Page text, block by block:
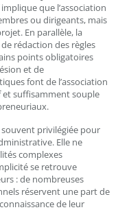
que l’association
ou dirigeants, mais
En parallèle, la
rédaction des règles
points obligatoires
et de
font de l’association
et suffisamment souple
souvent privilégiée pour
Elle ne
complexes
se retrouve
: de nombreuses
réservent une part de
de leur